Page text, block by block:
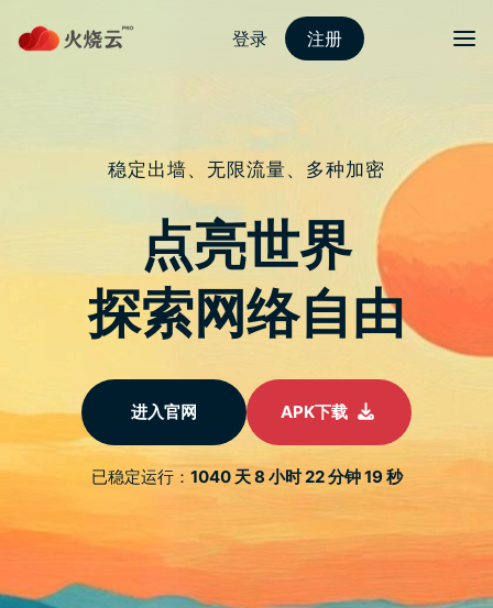
至
正
文 protonvpn下载
AMD Ryzen 7000系列正式公开 将采用
在今日的COMPUTEX 2022线上平台上，AMD董事长暨执行长苏
姿丰以「AMD推升高效能运算体验」为主题公开了包含笔电、
露了Ryzen 7000 系列，及搭配的Socket AM5规格。
AMD Ryzen 7000系列正式公开 将采用 Socket
AM5规格
早在正式发表会前，已有不少AMD Ryzen 7000系列的消息传
着AMD Ryzen 7000正式公开，有更多规格获得证实。